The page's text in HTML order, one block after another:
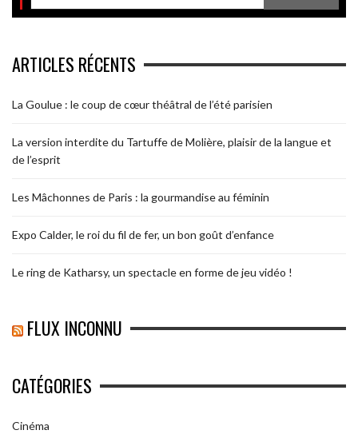
ARTICLES RÉCENTS
La Goulue : le coup de cœur théâtral de l’été parisien
La version interdite du Tartuffe de Molière, plaisir de la langue et
de l’esprit
Les Mâchonnes de Paris : la gourmandise au féminin
Expo Calder, le roi du fil de fer, un bon goût d’enfance
Le ring de Katharsy, un spectacle en forme de jeu vidéo !
FLUX INCONNU
CATÉGORIES
Cinéma